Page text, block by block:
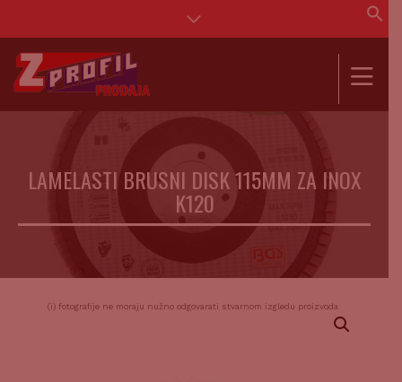
LAMELASTI BRUSNI DISK 115MM ZA INOX
K120
(i) fotografije ne moraju nužno odgovarati stvarnom izgledu proizvoda.